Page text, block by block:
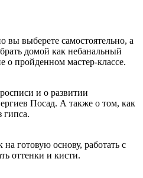
вы выберете самостоятельно, а
домой как небанальный
о пройденном мастер-классе.
и о развитии
Посад. А также о том, как
гипса.
готовую основу, работать с
оттенки и кисти.